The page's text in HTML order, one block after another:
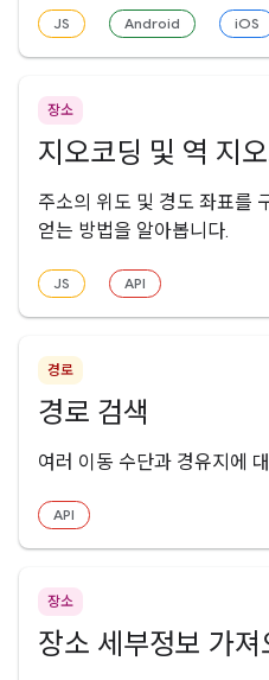
JS Android iOS
장소
지오코딩 및 역 지
주소의 위도 및 경도 좌표를
얻는 방법을 알아봅니다.
JS API
경로
경로 검색
여러 이동 수단과 경유지에
API
장소
장소 세부정보 가져